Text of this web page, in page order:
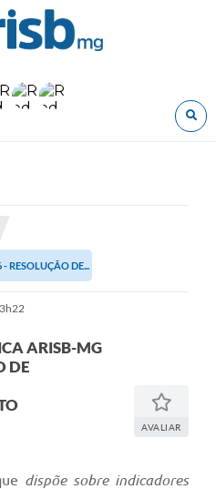
RESOLUÇÃO DE...
ARISB-MG
DE
AVALIAR
dispõe sobre indicadores